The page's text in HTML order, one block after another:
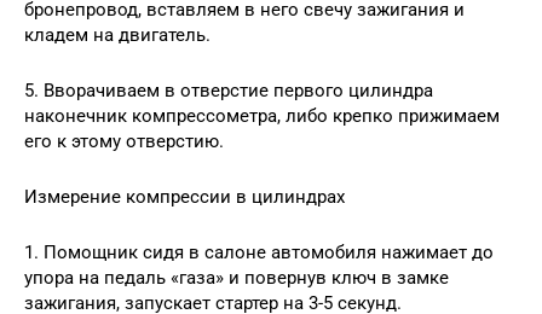
бронепровод, вставляем в него свечу зажигания и
кладем на двигатель.
5. Вворачиваем в отверстие первого цилиндра
наконечник компрессометра, либо крепко прижимаем
его к этому отверстию.
Измерение компрессии в цилиндрах
1. Помощник сидя в салоне автомобиля нажимает до
упора на педаль «газа» и повернув ключ в замке
зажигания, запускает стартер на 3-5 секунд.